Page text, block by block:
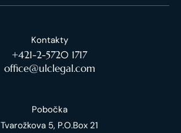
Kontakty
+421-2-5720 1717
office@ulclegal.com
Pobočka
Tvarožkova 5, P.O.Box 21